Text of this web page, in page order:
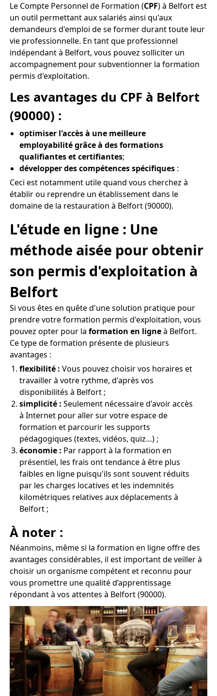
Le Compte Personnel de Formation (CPF) à Belfort est
un outil permettant aux salariés ainsi qu'aux
demandeurs d'emploi de se former durant toute leur
vie professionnelle. En tant que professionnel
indépendant à Belfort, vous pouvez solliciter un
accompagnement pour subventionner la formation
permis d'exploitation.
Les avantages du CPF à Belfort
(90000) :
optimiser l'accès à une meilleure
employabilité grâce à des formations
qualifiantes et certifiantes;
développer des compétences spécifiques :
Ceci est notamment utile quand vous cherchez à
établir ou reprendre un établissement dans le
domaine de la restauration à Belfort (90000).
L'étude en ligne : Une
méthode aisée pour obtenir
son permis d'exploitation à
Belfort
Si vous êtes en quête d'une solution pratique pour
prendre votre formation permis d'exploitation, vous
pouvez opter pour la formation en ligneà Belfort.
Ce type de formation présente de plusieurs
avantages :
flexibilité : Vous pouvez choisir vos horaires et
travailler à votre rythme, d'après vos
disponibilités à Belfort ;
simplicité : Seulement nécessaire d'avoir accès
à Internet pour aller sur votre espace de
formation et parcourir les supports
pédagogiques (textes, vidéos, quiz…) ;
économie : Par rapport à la formation en
présentiel, les frais ont tendance à être plus
faibles en ligne puisqu'ils sont souvent réduits
par les charges locatives et les indemnités
kilométriques relatives aux déplacements à
Belfort ;
À noter :
Néanmoins, même si la formation en ligne offre des
avantages considérables, il est important de veiller à
choisir un organisme compétent et reconnu pour
vous promettre une qualité d’apprentissage
répondant à vos attentes à Belfort (90000).